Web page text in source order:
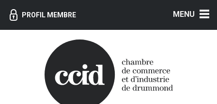
PROFIL MEMBRE MENU